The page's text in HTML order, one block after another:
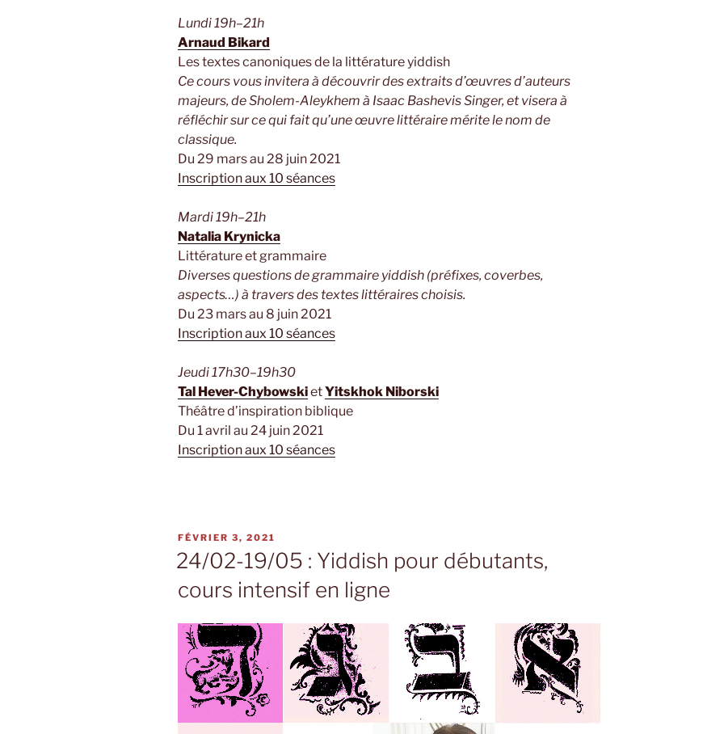
Lundi 19h–21h
Arnaud Bikard
Les textes canoniques de la littérature yiddish
Ce cours vous invitera à découvrir des extraits d’œuvres d’auteurs
majeurs, de Sholem-Aleykhem à Isaac Bashevis Singer, et visera à
réfléchir sur ce qui fait qu’une œuvre littéraire mérite le nom de
classique.
Du 29 mars au 28 juin 2021
Inscription aux 10 séances
Mardi 19h–21h
Natalia Krynicka
Littérature et grammaire
Diverses questions de grammaire yiddish (préfixes, coverbes,
aspects…) à travers des textes littéraires choisis.
Du 23 mars au 8 juin 2021
Inscription aux 10 séances
Jeudi 17h30–19h30
Tal Hever-ChybowskietYitskhok Niborski
Théâtre d’inspiration biblique
Du 1 avril au 24 juin 2021
Inscription aux 10 séances
PUBLIÉ
LE
FÉVRIER 3, 2021
24/02-19/05 : Yiddish pour débutants,
cours intensif en ligne